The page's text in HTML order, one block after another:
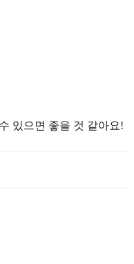
있으면 좋을 것 같아요!